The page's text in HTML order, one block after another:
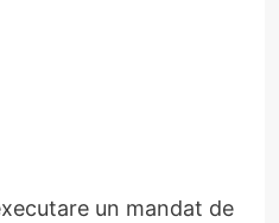
un mandat de